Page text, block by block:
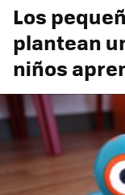
Los
plantean
niños